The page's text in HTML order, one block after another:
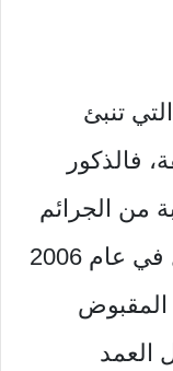
تنبئ
فالذكور
من الجرائم
المبلغ عنها، فعلى سبيل المثال في عام 2006
المقبوض
العمد